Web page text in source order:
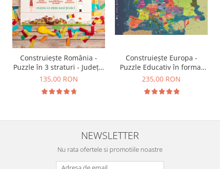
Construiește România -
Puzzle în 3 straturi - Județe,
Regiuni, Relief
135,00 RON
Construiește Europa -
Puzzle Educativ în format
mare - Țări, Relief, Steaguri
235,00 RON
NEWSLETTER
Nu rata ofertele si promotiile noastre